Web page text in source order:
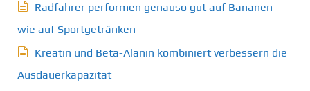
Radfahrer performen genauso gut auf Bananen
wie auf Sportgetränken
Kreatin und Beta-Alanin kombiniert verbessern die
Ausdauerkapazität